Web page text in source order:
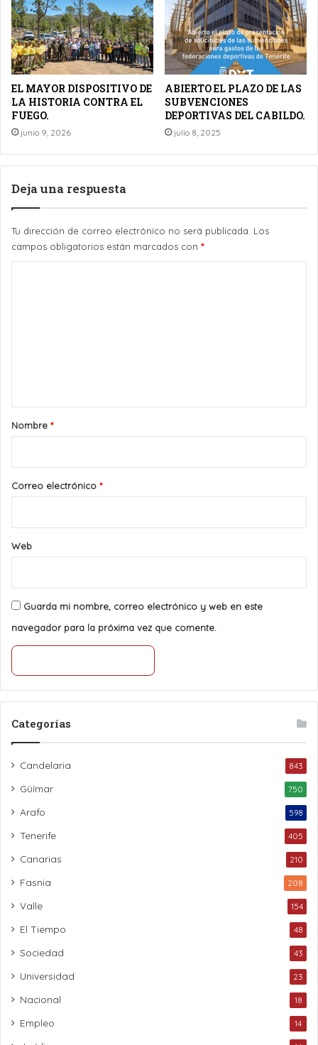
EL MAYOR DISPOSITIVO DE
LA HISTORIA CONTRA EL
FUEGO.
junio 9, 2026
ABIERTO EL PLAZO DE LAS
SUBVENCIONES
DEPORTIVAS DEL CABILDO.
julio 8, 2025
Deja una respuesta
Tu dirección de correo electrónico no será publicada. Los
campos obligatorios están marcados con *
r
*
Nombre *
Correo electrónico *
Web
Guarda mi nombre, correo electrónico y web en este
navegador para la próxima vez que comente.
Categorías
Candelaria 843
Güímar 750
Arafo 598
Tenerife 405
Canarias 210
Fasnia 208
Valle 154
El Tiempo 48
Sociedad 43
Universidad 23
Nacional 18
Empleo 14